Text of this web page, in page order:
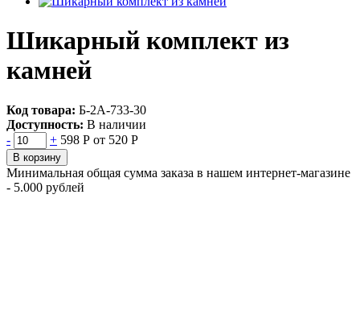
Шикарный комплект из
камней
Код товара: Б-2А-733-30
Доступность: В наличии
-
+ 598 Р от 520 Р
В корзину
Минимальная общая сумма заказа в нашем интернет-магазине
- 5.000 рублей